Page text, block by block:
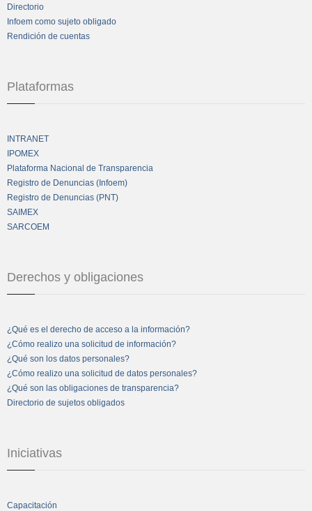
Directorio
Infoem como sujeto obligado
Rendición de cuentas
Plataformas
INTRANET
IPOMEX
Plataforma Nacional de Transparencia
Registro de Denuncias (Infoem)
Registro de Denuncias (PNT)
SAIMEX
SARCOEM
Derechos y obligaciones
¿Qué es el derecho de acceso a la información?
¿Cómo realizo una solicitud de información?
¿Qué son los datos personales?
¿Cómo realizo una solicitud de datos personales?
¿Qué son las obligaciones de transparencia?
Directorio de sujetos obligados
Iniciativas
Capacitación